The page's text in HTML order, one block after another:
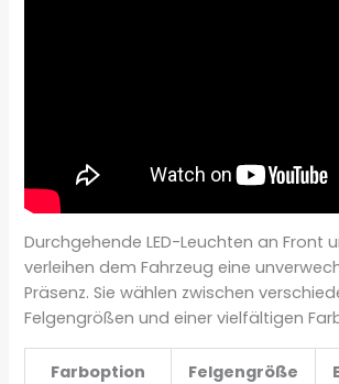
Durchgehende LED-Leuchten an Front
verleihen dem Fahrzeug eine
Präsenz. Sie wählen zwischen
Felgengrößen und einer vielfältigen
Farboption Felgengröße